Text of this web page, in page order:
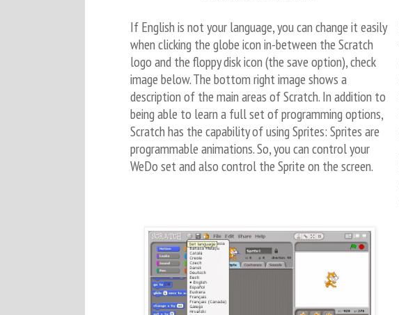
If English is not your language, you can change it easily
when clicking the globe icon in-between the Scratch
logo and the floppy disk icon (the save option), check
image below. The bottom right image shows a
description of the main areas of Scratch. In addition to
being able to learn a full set of programming options,
Scratch has the capability of using Sprites: Sprites are
programmable animations. So, you can control your
WeDo set and also control the Sprite on the screen.